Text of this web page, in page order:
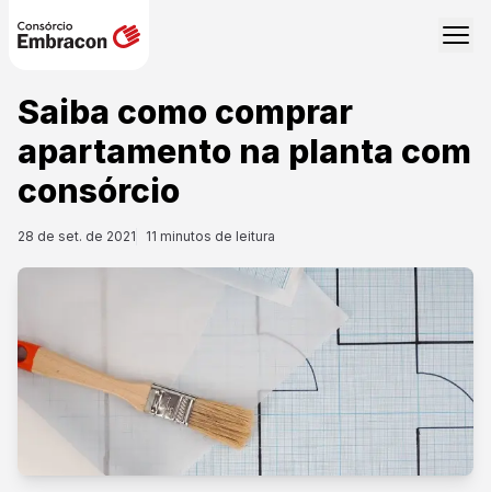
Saiba como comprar
apartamento na planta com
consórcio
28 de set. de 2021 11 minutos de leitura